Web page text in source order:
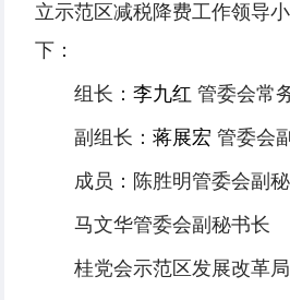
立示范区减税降费工作领导
下：
组 长： 李九红 管委会常
副组长： 蒋展宏 管委会
成员：陈胜明管委会副
马文华管委会副秘书长
桂党会示范区发展改革